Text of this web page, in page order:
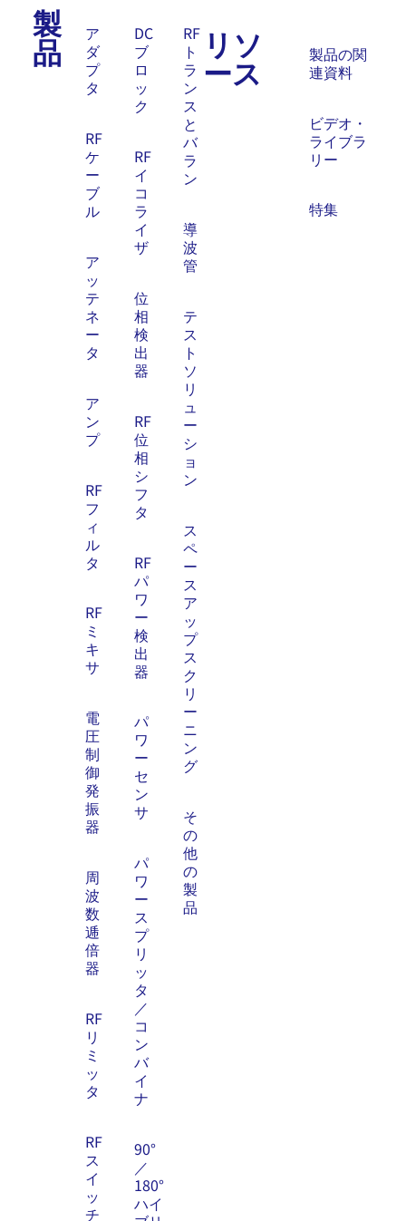
製
品
ア
ダ
プ
タ
RF
ケ
ー
ブ
ル
ア
ッ
テ
ネ
ー
タ
ア
ン
プ
RF
フ
ィ
ル
タ
RF
ミ
キ
サ
電
圧
制
御
発
振
器
周
波
数
逓
倍
器
RF
リ
ミ
ッ
タ
RF
ス
イ
ッ
チ
DC
ブ
ロ
ッ
ク
RF
イ
コ
ラ
イ
ザ
位
相
検
出
器
RF
位
相
シ
フ
タ
RF
パ
ワ
ー
検
出
器
パ
ワ
ー
セ
ン
サ
パ
ワ
ー
ス
プ
リ
ッ
タ
／
コ
ン
バ
イ
ナ
90°
／
180°
ハイ
RF
ト
ラ
ン
ス
と
バ
ラ
ン
導
波
管
テ
ス
ト
ソ
リ
ュ
ー
シ
ョ
ン
ス
ペ
ー
ス
ア
ッ
プ
ス
ク
リ
ー
ニ
ン
グ
そ
の
他
の
製
品
リソ
ース
製品の関
連資料
ビデオ・
ライブラ
リー
特集